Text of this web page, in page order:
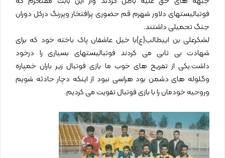
فوتبالیستهای دلاور شهرم قم حضوری پرافتخار وپررنگ درکل دوران
جنگ تحمیلی داشتند.
لشکرعلی بن ابیطالب(ع)با خیل عاشقان پاک باخته خود که برای
شهادت بی تابی می کردند فوتبالیستهای بسیاری را درخود
داشت.یکی از تفریح های خوب ما بازی فوتبال زیر باران خمپاره
وگلوله های دشمن بود هراسی نبود از اینکه دچار حادثه شویم
وروحیه خودمان را با بازی فوتبال تقویت می کردیم.